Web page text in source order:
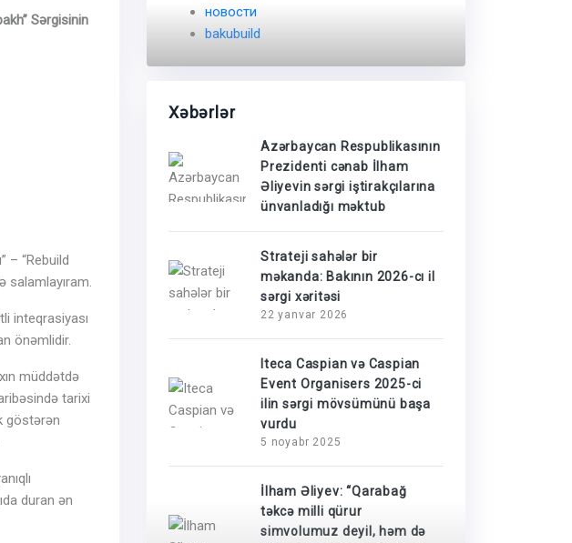
Sərgisinin
– “Rebuild
salamlayıram.
inteqrasiyası
önəmlidir.
müddətdə
tarixi
göstərən
duran ən
новости
bakubuild
Xəbərlər
Azərbaycan Respublikasının
Prezidenti cənab İlham
Əliyevin sərgi iştirakçılarına
ünvanladığı məktub
Strateji sahələr bir
məkanda: Bakının 2026-cı il
sərgi xəritəsi
22 yanvar 2026
Iteca Caspian və Caspian
Event Organisers 2025-ci
ilin sərgi mövsümünü başa
vurdu
5 noyabr 2025
İlham Əliyev: “Qarabağ
təkcə milli qürur
simvolumuz deyil, həm də